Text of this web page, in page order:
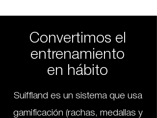
Convertimos el
entrenamiento
en hábito
Suiffland es un sistema que usa
gamificación (rachas, medallas y